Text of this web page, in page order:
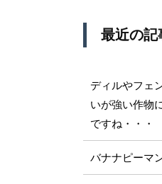
最近の記
ディルやフェ
いが強い作物
ですね・・・
バナナピーマ